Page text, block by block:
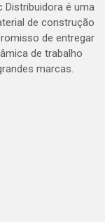
Distribuidora é uma
de construção
de entregar
de trabalho
marcas.